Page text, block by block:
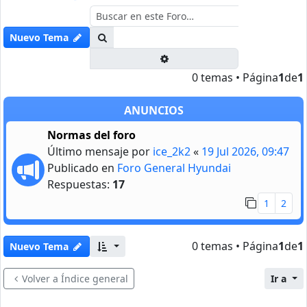
Nuevo Tema
0 temas • Página1de1
ANUNCIOS
Normas del foro
Último mensaje por ice_2k2« 19 Jul 2026, 09:47
Publicado en Foro General Hyundai
Respuestas: 17
1 2
Nuevo Tema 0 temas • Página1de1
Volver a Índice general Ir a